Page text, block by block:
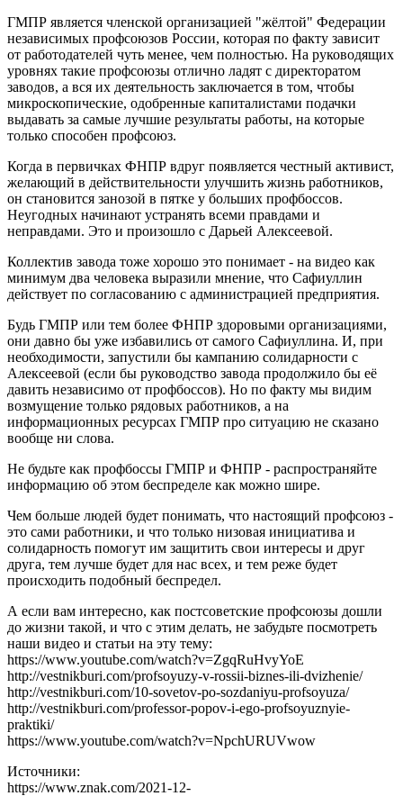
ГМПР является членской организацией "жёлтой" Федерации
независимых профсоюзов России, которая по факту зависит
от работодателей чуть менее, чем полностью. На руководящих
уровнях такие профсоюзы отлично ладят с директоратом
заводов, а вся их деятельность заключается в том, чтобы
микроскопические, одобренные капиталистами подачки
выдавать за самые лучшие результаты работы, на которые
только способен профсоюз.
Когда в первичках ФНПР вдруг появляется честный активист,
желающий в действительности улучшить жизнь работников,
он становится занозой в пятке у больших профбоссов.
Неугодных начинают устранять всеми правдами и
неправдами. Это и произошло с Дарьей Алексеевой.
Коллектив завода тоже хорошо это понимает - на видео как
минимум два человека выразили мнение, что Сафиуллин
действует по согласованию с администрацией предприятия.
Будь ГМПР или тем более ФНПР здоровыми организациями,
они давно бы уже избавились от самого Сафиуллина. И, при
необходимости, запустили бы кампанию солидарности с
Алексеевой (если бы руководство завода продолжило бы её
давить независимо от профбоссов). Но по факту мы видим
возмущение только рядовых работников, а на
информационных ресурсах ГМПР про ситуацию не сказано
вообще ни слова.
Не будьте как профбоссы ГМПР и ФНПР - распространяйте
информацию об этом беспределе как можно шире.
Чем больше людей будет понимать, что настоящий профсоюз -
это сами работники, и что только низовая инициатива и
солидарность помогут им защитить свои интересы и друг
друга, тем лучше будет для нас всех, и тем реже будет
происходить подобный беспредел.
А если вам интересно, как постсоветские профсоюзы дошли
до жизни такой, и что с этим делать, не забудьте посмотреть
наши видео и статьи на эту тему:
https://www.youtube.com/watch?v=ZgqRuHvyYoE
http://vestnikburi.com/profsoyuzy-v-rossii-biznes-ili-dvizhenie/
http://vestnikburi.com/10-sovetov-po-sozdaniyu-profsoyuza/
http://vestnikburi.com/professor-popov-i-ego-profsoyuznyie-
praktiki/
https://www.youtube.com/watch?v=NpchURUVwow
Источники:
https://www.znak.com/2021-12-